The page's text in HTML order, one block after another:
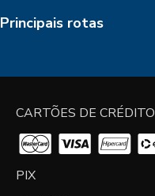
Principais rotas
CARTÕES DE CRÉDITO
PIX